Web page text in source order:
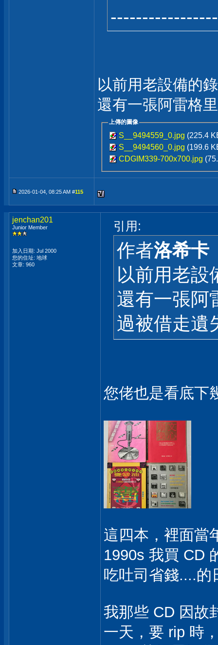
以前用老設備的
還有一張阿雷格
上傳的圖像
S__9494559_0.jpg (225.4
S__9494560_0.jpg (199.6
CDGIM339-700x700.jpg
2026-01-04, 08:25 AM #115
jenchan201
Junior Member
加入日期: Jul 2000
您的住址: 地球
文章: 960
引用:
作者洛希卡
以前用老設
還有一張阿
過被借走遺
您佬也是看底下
這四本，裡面當
1990s 我買 CD
吃吐司省錢....的
我那些 CD 因故
一天，要 rip 時